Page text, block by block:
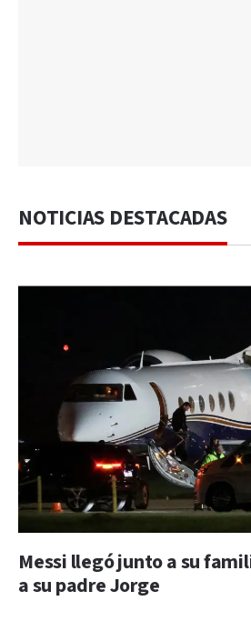
NOTICIAS DESTACADAS
Messi llegó junto a su
a su padre Jorge